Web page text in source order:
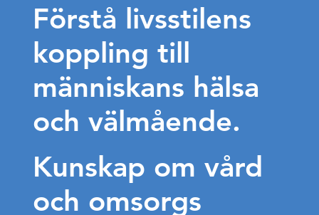
Förstå livsstilens
koppling till
människans hälsa
och välmående.
Kunskap om vård
och omsorgs